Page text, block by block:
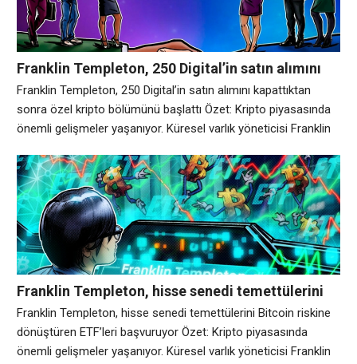
Franklin Templeton, 250 Digital’in satın alımını
kapattıktan sonra özel kripto bölümünü başlattı
Franklin Templeton, 250 Digital’in satın alımını kapattıktan
sonra özel kripto bölümünü başlattı Özet: Kripto piyasasında
önemli gelişmeler yaşanıyor. Küresel varlık yöneticisi Franklin
tamamladı, ilk olarak Nisan ayında duyurulan bir anlaşmayı
tamamladı ve dijital varlık işini kripto para birimi yatırımına
odaklanan yeni bir bölümle genişletti. İşlemin bir parçası
Franklin Templeton, hisse senedi temettülerini
Bitcoin riskine dönüştüren ETF’leri başvuruyor
Franklin Templeton, hisse senedi temettülerini Bitcoin riskine
dönüştüren ETF’leri başvuruyor Özet: Kripto piyasasında
önemli gelişmeler yaşanıyor. Küresel varlık yöneticisi Franklin